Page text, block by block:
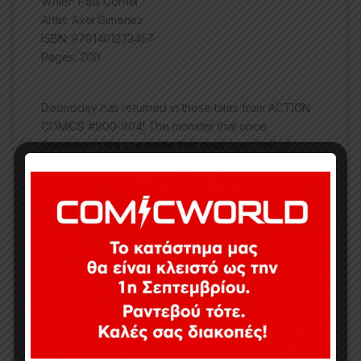
Artist: Axel Gimenez
ISBN: 9781401233457
Pages: 200
Doomsday has returned in these tales from ACTION
COMICS #900-904! The monster that once
Superman’s life in a battle that destroyed half of
Collected from ACTION COMICS #900-904!